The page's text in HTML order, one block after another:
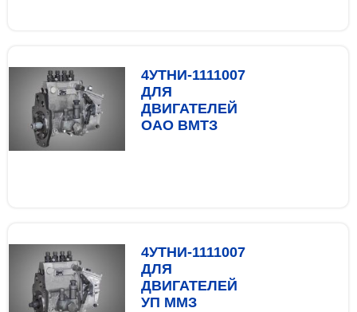
4УТНИ-1111007
ДЛЯ
ДВИГАТЕЛЕЙ
ОАО ВМТЗ
4УТНИ-1111007
ДЛЯ
ДВИГАТЕЛЕЙ
УП ММЗ